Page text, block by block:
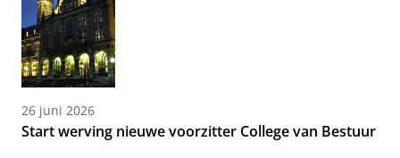
26 juni 2026
Start werving nieuwe voorzitter College van Bestuur